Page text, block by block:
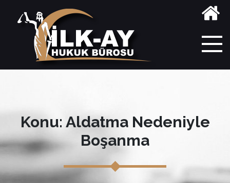
Konu: Aldatma Nedeniyle
Boşanma